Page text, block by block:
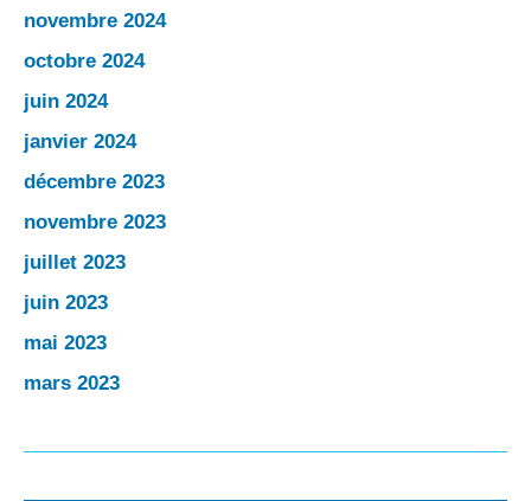
novembre 2024
octobre 2024
juin 2024
janvier 2024
décembre 2023
novembre 2023
juillet 2023
juin 2023
mai 2023
mars 2023